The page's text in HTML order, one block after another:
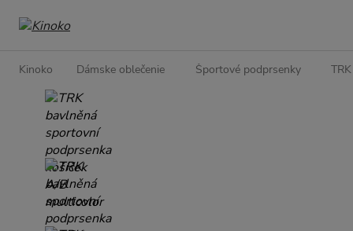
Kinoko Dámske oblečenie Športové podprsenky